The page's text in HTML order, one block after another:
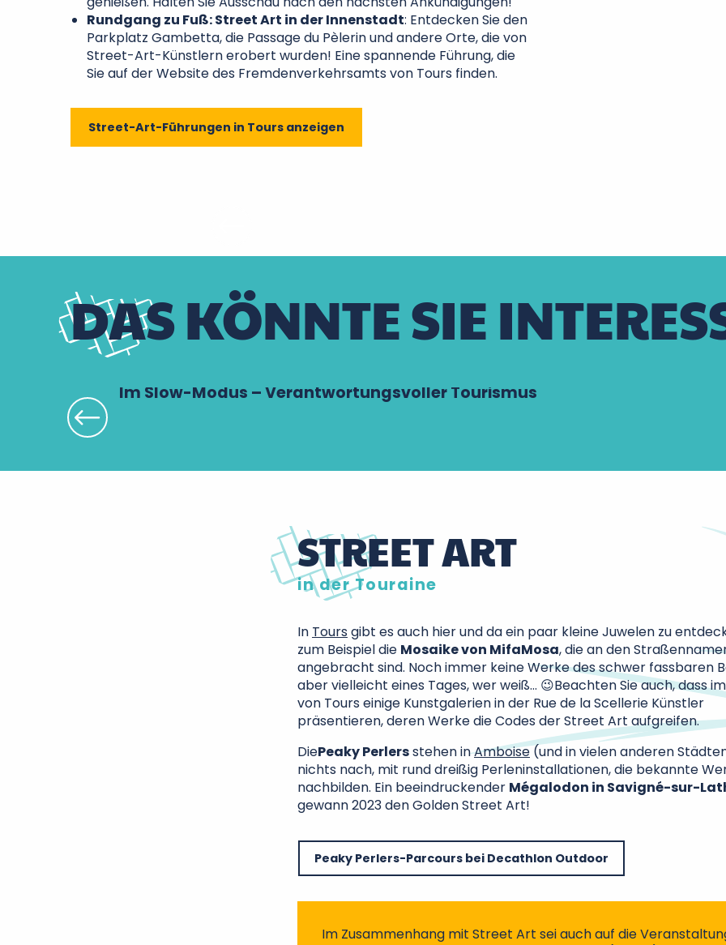
Rundgang zu Fuß: Street Art in der Innenstadt: Entdecken Sie den
Parkplatz Gambetta, die Passage du Pèlerin und andere Orte, die von
Street-Art-Künstlern erobert wurden! Eine spannende Führung, die
Sie auf der Website des Fremdenverkehrsamts von Tours finden.
Street-Art-Führungen in Tours anzeigen
DAS KÖNNTE SIE
Im Slow-Modus – Verantwortungsvoller Tourismus
STREET ART
in der Touraine
In Toursgibt es auch hier und da ein paar kleine Juwelen zu
zum Beispiel die Mosaike von MifaMosa, die an den
angebracht sind. Noch immer keine Werke des schwer fassbaren
aber vielleicht eines Tages, wer weiß… 😉Beachten Sie auch, dass
von Tours einige Kunstgalerien in der Rue de la Scellerie Künstler
präsentieren, deren Werke die Codes der Street Art aufgreifen.
DiePeaky Perlersstehen inAmboise(und in vielen anderen
nichts nach, mit rund dreißig Perleninstallationen, die bekannte
nachbilden. Ein beeindruckender Mégalodon in Savigné-sur-
gewann 2023 den Golden Street Art!
Peaky Perlers-Parcours bei Decathlon Outdoor
Im Zusammenhang mit Street Art sei auch auf die